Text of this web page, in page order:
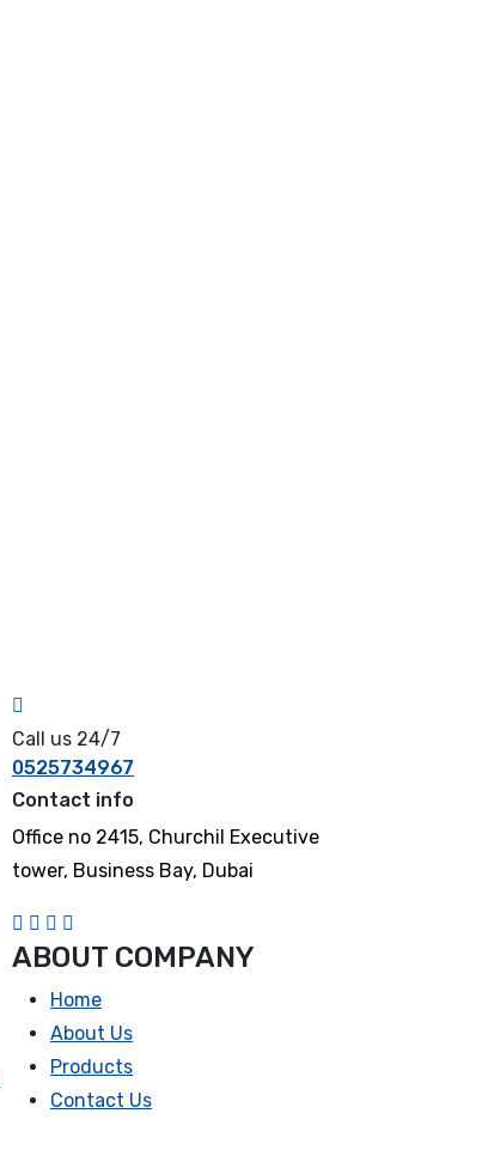
Call us 24/7
0525734967
Contact info
Office no 2415, Churchil Executive
tower, Business Bay, Dubai
ABOUT COMPANY
Home
About Us
Products
Contact Us